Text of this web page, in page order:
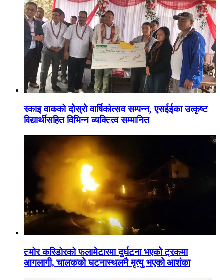
स्काइ वाकको दोस्रो वार्षिकोत्सव सम्पन्न, एसईईका उत्कृष्ट
विद्यार्थीसहित विभिन्न व्यक्तित्व सम्मानित
तमोर करिडोरको फलामेटारमा दुर्घटना भएको ट्रकमा
आगलागी, चालकको घटनास्थलमै मृत्यु भएको आशंका